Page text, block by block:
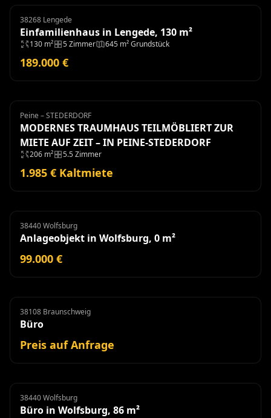
Einfamilienhaus
38268 Lengede
Einfamilienhaus in Lengede, 130 m²
130 m² 5 Zimmer 645 m² Grundstück
189.000 €
Haus Miete
Peine – STEDERDORF
MODERNES TRAUMHAUS TEILMÖBLIERT ZUR
MIETE AUF ZEIT – IN PEINE-STEDERDORF
206 m² 5.5 Zimmer
1.985 € Kaltmiete
Anlageobjekt
38440 Wolfsburg
Anlageobjekt in Wolfsburg, 0 m²
99.000 €
Büro Miete
38108 Braunschweig
Büro
Preis auf Anfrage
Büro
38440 Wolfsburg
Büro in Wolfsburg, 86 m²